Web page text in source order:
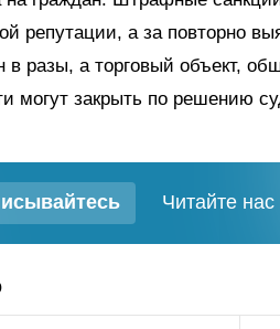
репутации, а за повторно
разы, а торговый объект,
закрыть по решению
Читайте